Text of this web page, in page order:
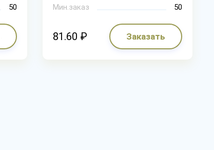
50
Мин.заказ
50
81.60 ₽ Заказать